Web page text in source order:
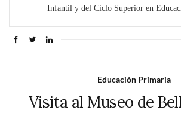
Infantil y del Ciclo Superior en
Educación Primaria
Visita al Museo de